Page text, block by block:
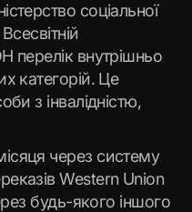
соціальної
перелік внутрішньо
категорій. Це
з інвалідністю,
через систему
Western Union
будь-якого іншого